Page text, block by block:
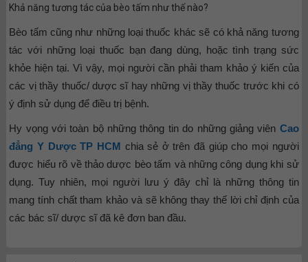
Khả năng tương tác của bèo tấm như thế nào?
Bèo tấm cũng như những loại thuốc khác sẽ có khả năng tương
tác với những loại thuốc bạn đang dùng, hoặc tình trạng sức
khỏe hiện tại. Vì vậy, mọi người cần phải tham khảo ý kiến của
các vị thầy thuốc/ dược sĩ hay những vị thầy thuốc trước khi có
ý định sử dụng để điều trị bệnh.
Hy vọng với toàn bộ những thông tin do những giảng viên Cao
đẳng Y Dược TP HCM chia sẻ ở trên đã giúp cho mọi người
được hiểu rõ về thảo dược bèo tấm và những công dụng khi sử
dụng. Tuy nhiên, mọi người lưu ý đây chỉ là những thông tin
mang tính chất tham khảo và sẽ không thay thế lời chỉ định của
các bác sĩ/ dược sĩ đã kê đơn ban đầu.